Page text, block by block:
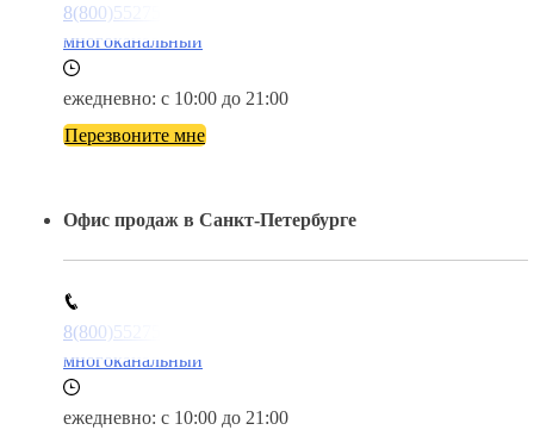
8(800)5527584
многоканальный
ежедневно: с 10:00 до 21:00
Перезвоните мне
Офис продаж в Санкт-Петербурге
8(800)5527584
многоканальный
ежедневно: с 10:00 до 21:00